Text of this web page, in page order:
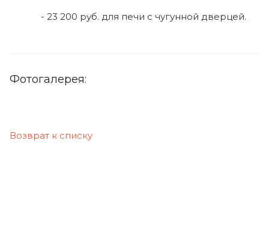
- 23 200 руб. для печи с чугунной дверцей.
Фотогалерея:
Возврат к списку